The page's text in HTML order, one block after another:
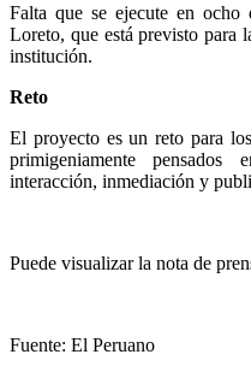
Falta que se ejecute en
Loreto, que está previsto para
institución.
Reto
El proyecto es un reto para
primigeniamente
interacción, inmediación y
Puede visualizar la nota de
Fuente: El Peruano